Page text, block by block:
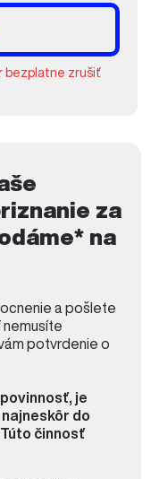
bezplatne zrušiť
za
na
a pošlete
nemusíte
potvrdenie o
je
do
činnosť